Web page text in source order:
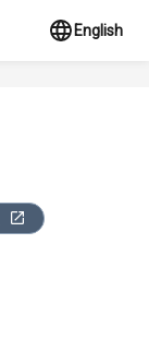
English